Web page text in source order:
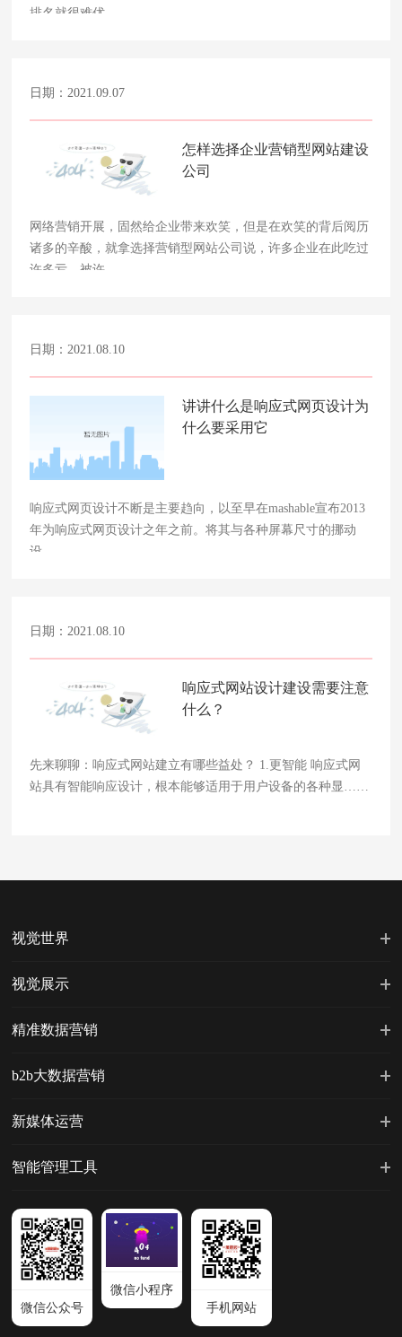
排名就很难优……
日期：2021.09.07
怎样选择企业营销型网站建设
公司
网络营销开展，固然给企业带来欢笑，但是在欢笑的背后阅历
诸多的辛酸，就拿选择营销型网站公司说，许多企业在此吃过
许多亏，被许……
日期：2021.08.10
讲讲什么是响应式网页设计为
什么要采用它
响应式网页设计不断是主要趋向，以至早在mashable宣布2013
年为响应式网页设计之年之前。将其与各种屏幕尺寸的挪动
设……
日期：2021.08.10
响应式网站设计建设需要注意
什么？
先来聊聊：响应式网站建立有哪些益处？ 1.更智能 响应式网
站具有智能响应设计，根本能够适用于用户设备的各种显……
视觉世界
视觉展示
精准数据营销
b2b大数据营销
新媒体运营
智能管理工具
微信公众号
微信小程序
手机网站